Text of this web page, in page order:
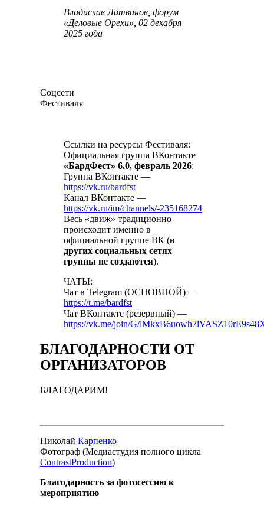
Владислав Литвинов, форум
«Деловые Орехи», 02 декабря
2025 года
Соцсети
Фестиваля
Ссылки на ресурсы Фестиваля:
Официальная группа ВКонтакте
«БардФест» 6.0, февраль 2026:
Группа ВКонтакте —
https://vk.ru/bardfst
Канал ВКонтакте —
https://vk.ru/im/channels/-235168274
Весь «движ» традиционно
происходит именно в
официальной группе ВК (в
других социальных сетях
группы не создаются).
ЧАТЫ:
Чат в Telegram (ОСНОВНОЙ) —
https://t.me/bardfst
Чат ВКонтакте (резервный) —
https://vk.me/join/G/
БЛАГОДАРНОСТИ ОТ
ОРГАНИЗАТОРОВ
БЛАГОДАРИМ!
Николай Карпенко
Фотограф (Медиастудия полного цикла
ContrastProduction)
Благодарность за фотосессию к
мероприятию